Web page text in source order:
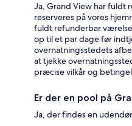
Ja, Grand View har fuldt
reserveres på vores
fuldt refunderbar
op til et par dage før
overnatningsstedets
at tjekke
præcise vilkår og
Er der en pool på
Ja, der findes en